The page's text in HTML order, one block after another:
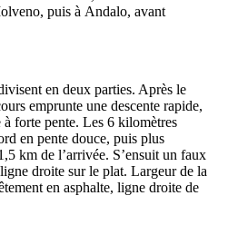
puis à Andalo, avant
ent en deux parties. Après le
emprunte une descente rapide,
à forte pente. Les 6 kilomètres
en pente douce, puis plus
km de l’arrivée. S’ensuit un faux
droite sur le plat. Largeur de la
tement en asphalte, ligne droite de